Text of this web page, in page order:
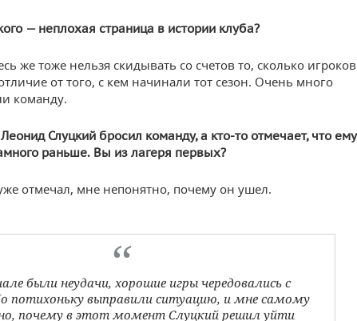
— неплохая страница в истории клуба?
же тоже нельзя скидывать со счетов то, сколько игроков
от того, с кем начинали тот сезон. Очень много
команду.
Слуцкий бросил команду, а кто-то отмечает, что ему
раньше. Вы из лагеря первых?
отмечал, мне непонятно, почему он ушел.
были неудачи, хорошие игры чередовались с
потихоньку выправили ситуацию, и мне самому
почему в этот момент Слуцкий решил уйти